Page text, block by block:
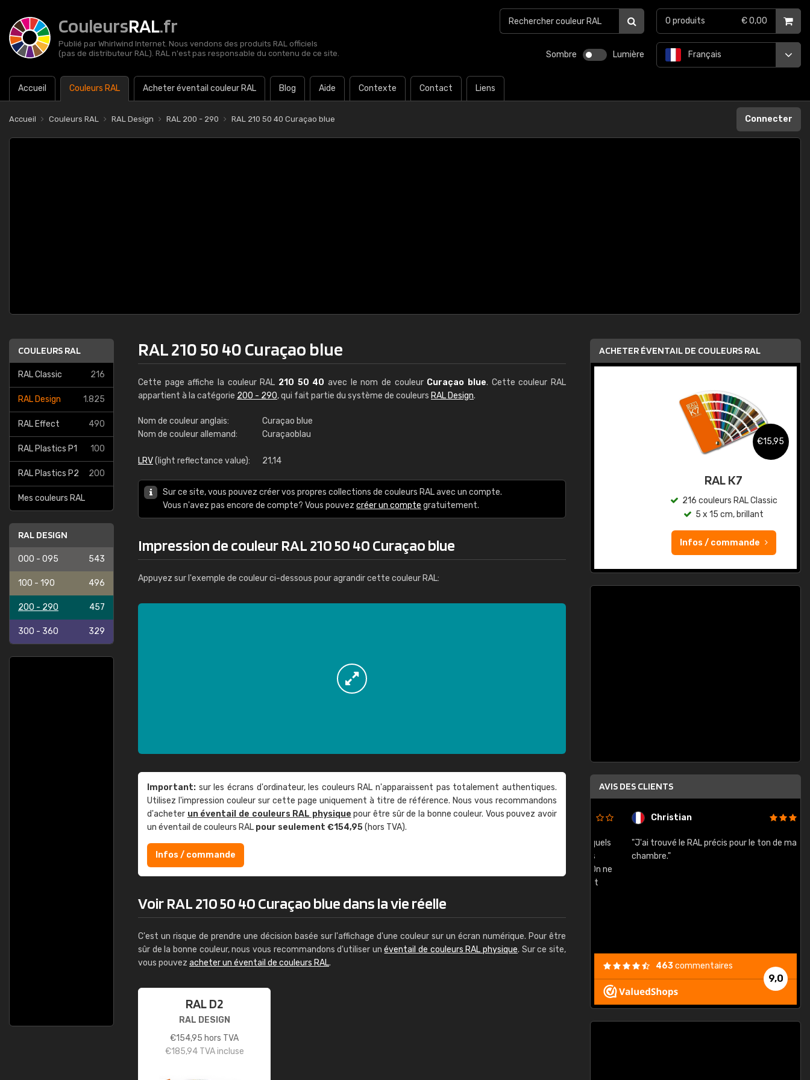
CouleursRAL.fr
Publié par Whirlwind Internet. Nous vendons des produits RAL officiels
(pas de distributeur RAL). RAL n'est pas responsable du contenu de ce site.
Sombre Lumière
Accueil Couleurs RAL Acheter éventail couleur RAL Blog Aide Contexte Contact Liens
Français
0 produits € 0,00
Accueil Couleurs RAL RAL Design RAL 200 - 290 RAL 210 50 40 Curaçao blue Connecter
COULEURS RAL
RAL Classic 216
RAL Design 1.825
RAL Effect 490
RAL Plastics P1 100
RAL Plastics P2 200
Mes couleurs RAL
RAL DESIGN
000 - 095 543
100 - 190 496
200 - 290 457
300 - 360 329
RAL 210 50 40 Curaçao blue
Cette page affiche la couleur RAL 210 50 40 avec le nom de couleur Curaçao blue. Cette couleur RAL
appartient à la catégorie 200 - 290, qui fait partie du système de couleurs RAL Design.
Nom de couleur anglais:
Curaçao blue
Nom de couleur allemand:
Curaçaoblau
LRV(light reflectance value): 21,14
Sur ce site, vous pouvez créer vos propres collections de couleurs RAL avec un compte.
Vous n'avez pas encore de compte? Vous pouvez créer un compte gratuitement.
Impression de couleur RAL 210 50 40 Curaçao blue
Appuyez sur l'exemple de couleur ci-dessous pour agrandir cette couleur RAL:
Important: sur les écrans d'ordinateur, les couleurs RAL n'apparaissent pas totalement authentiques.
Utilisez l'impression couleur sur cette page uniquement à titre de référence. Nous vous recommandons
d'acheter un éventail de couleurs RAL physique pour être sûr de la bonne couleur. Vous pouvez avoir
un éventail de couleurs RAL pour seulement €154,95(hors TVA).
Infos / commande
Voir RAL 210 50 40 Curaçao blue dans la vie réelle
C'est un risque de prendre une décision basée sur l'affichage d'une couleur sur un écran numérique. Pour être
sûr de la bonne couleur, nous vous recommandons d'utiliser unéventail de couleurs RAL physique. Sur ce site,
vous pouvez acheter un éventail de couleurs RAL.
RAL D2
RAL DESIGN
€154,95 hors TVA
€185,94TVA incluse
ACHETER ÉVENTAIL DE COULEURS RAL
RAL K7 à base d'eau
216 couleurs RAL Classic
Infos / commande
€15,95
RAL K7
216 couleurs RAL Classic
5 x 15 cm, brillant
Infos / commande
AVIS DES CLIENTS
Guillaume Euvrard Christian
"J'ai trouvé le RAL précis pour le ton de ma
chambre."
9,0
463commentaires